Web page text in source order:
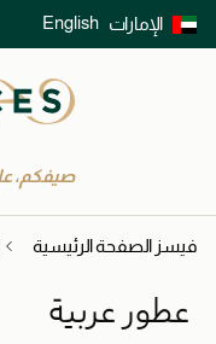
الإمارات English
توصيل سريع على جميع الطلبات ما
صيفكم،
فيسز الصفحة الرئيسية
عطور عربية